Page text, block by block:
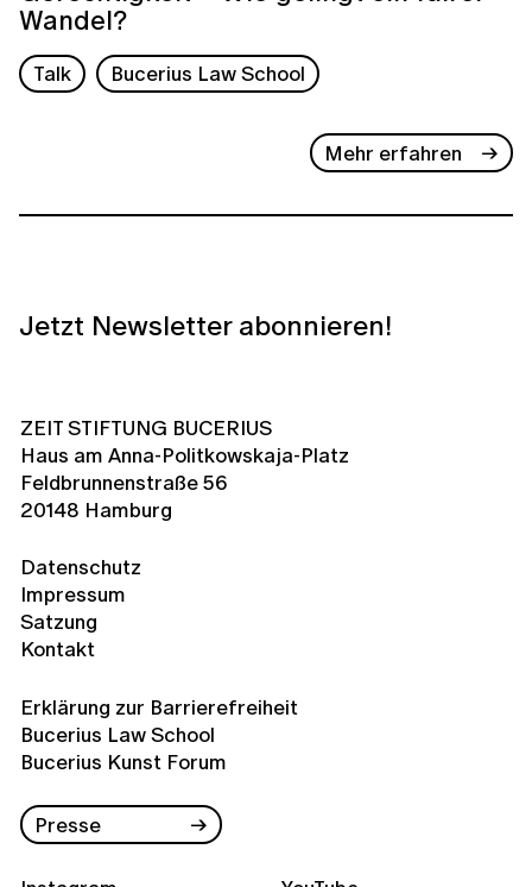
Wandel?
Talk Bucerius Law School
Mehr erfahren
Jetzt Newsletter abonnieren!
ZEIT STIFTUNG BUCERIUS
Haus am Anna-Politkowskaja-Platz
Feldbrunnenstraße 56
20148 Hamburg
Datenschutz
Impressum
Satzung
Kontakt
Erklärung zur Barrierefreiheit
Bucerius Law School
Bucerius Kunst Forum
Presse